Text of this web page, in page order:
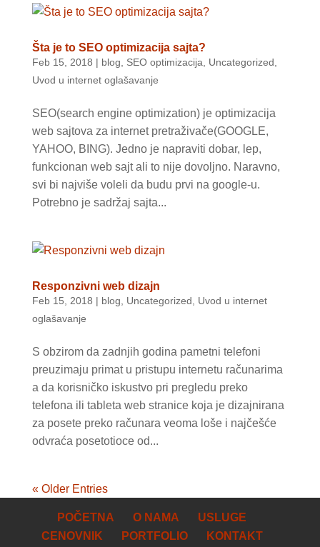
Šta je to SEO optimizacija sajta?
Feb 15, 2018 | blog SEO optimizacija Uncategorized
Uvod u internet oglašavanje
SEO(search engine optimization) je optimizacija
web sajtova za internet pretraživače(GOOGLE,
YAHOO, BING). Jedno je napraviti dobar, lep,
funkcionan web sajt ali to nije dovoljno. Naravno,
svi bi najviše voleli da budu prvi na google-u.
Potrebno je sadržaj sajta...
Responzivni web dizajn
Feb 15, 2018 | blog Uncategorized
Uvod u internet
oglašavanje
S obzirom da zadnjih godina pametni telefoni
preuzimaju primat u pristupu internetu računarima
a da korisničko iskustvo pri pregledu preko
telefona ili tableta web stranice koja je dizajnirana
za posete preko računara veoma loše i najčešće
odvraća posetotioce od...
« Older Entries
POČETNA O NAMA
USLUGE
CENOVNIK
PORTFOLIO KONTAKT